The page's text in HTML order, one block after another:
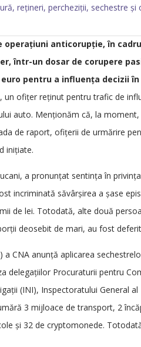
operațiuni anticorupție, în
într-un dosar de corupere
pentru a influența decizii
un ofițer reținut pentru trafic de
auto. Menționăm că, la
de raport, ofițerii de urmărire
inițiate.
a pronunțat sentința în
incriminată săvârșirea a șase
de lei. Totodată, alte două
deosebit de mari, au fost
CNA anunță aplicarea
delegațiilor Procuraturii pentru
(INI), Inspectoratului General
3 mijloace de transport, 2
și 32 de cryptomonede.